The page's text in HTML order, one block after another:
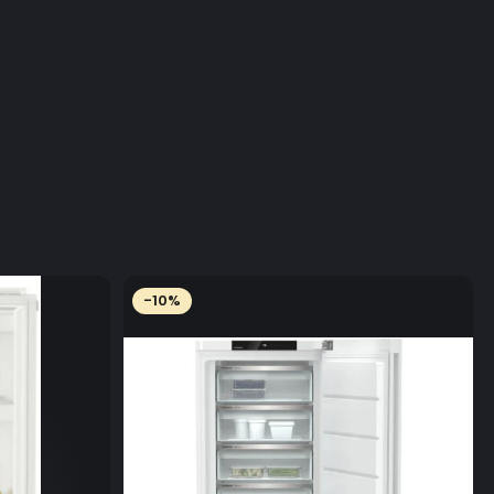
-10%